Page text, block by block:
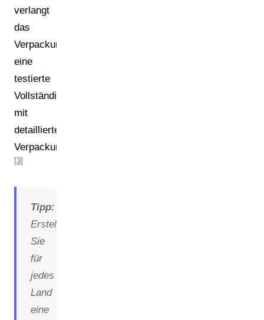
verlangt
das
Verpackungsgesetz
eine
testierte
Vollständigkeitserklärung
mit
detaillierten
Verpackungsmengendaten.
[3]
Tipp:
Erstellen
Sie
für
jedes
Land
eine